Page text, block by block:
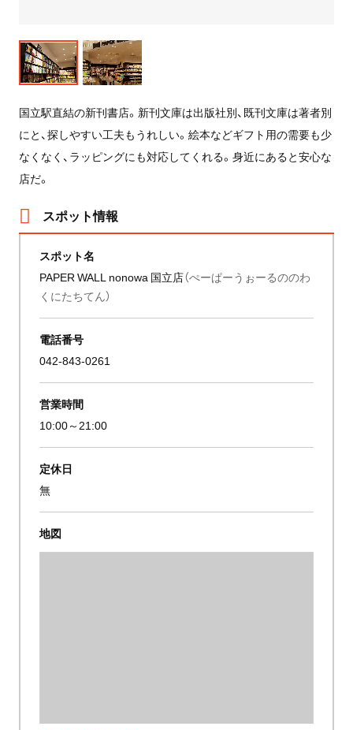
国立駅直結の新刊書店。新刊文庫は出版社別、既刊文庫は著者別
にと、探しやすい工夫もうれしい。絵本などギフト用の需要も少
なくなく、ラッピングにも対応してくれる。身近にあると安心な
店だ。
スポット情報
スポット名
PAPER WALL nonowa 国立店（ぺーぱーうぉーるののわ
くにたちてん）
電話番号
042-843-0261
営業時間
10:00～21:00
定休日
無
地図